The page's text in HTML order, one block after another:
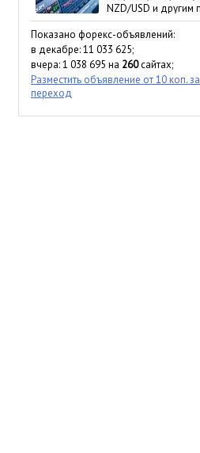
Показано форекс-объявлений:
в декабре: 11 033 625;
вчера: 1 038 695 на 260сайтах;
Разместить объявление от 10 коп. за
переход